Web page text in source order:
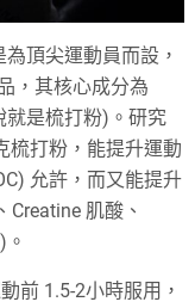
頂尖運動員而設，
，其核心成分為
就是梳打粉)。研究
梳打粉，能提升運動
允許，而又能提升
肌酸、
前 1.5-2小時服用，